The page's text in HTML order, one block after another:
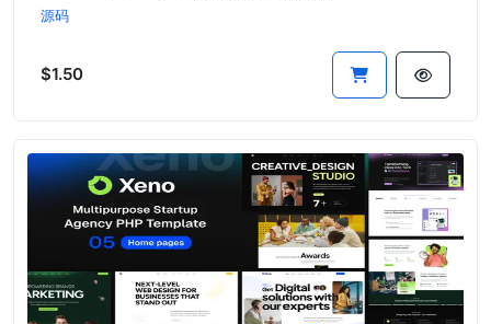
源码
$1.50